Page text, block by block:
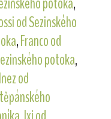
od Sezinského
,Franco od
potoka,
Inez od